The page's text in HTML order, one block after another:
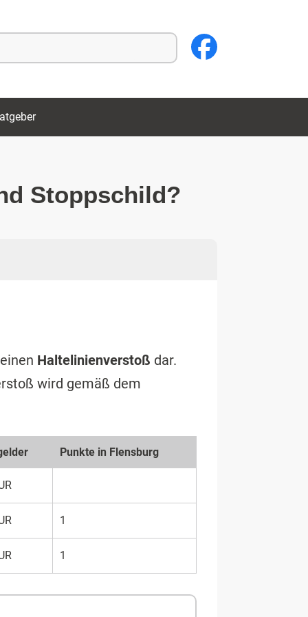
Stoppschild?
Haltelinienverstoß dar.
wird gemäß dem
Punkte in Flensburg
1
1